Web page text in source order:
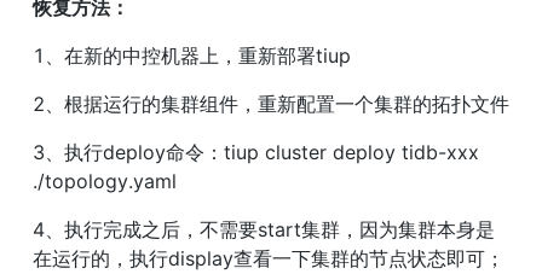
恢复方法：
1、在新的中控机器上，重新部署tiup
2、根据运行的集群组件，重新配置一个集群的拓扑文件
3、执行deploy命令：tiup cluster deploy tidb-xxx
./topology.yaml
4、执行完成之后，不需要start集群，因为集群本身是
在运行的，执行display查看一下集群的节点状态即可；